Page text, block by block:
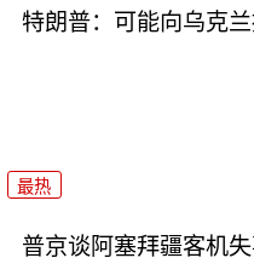
特朗普：可能向乌克兰
最热
普京谈阿塞拜疆客机